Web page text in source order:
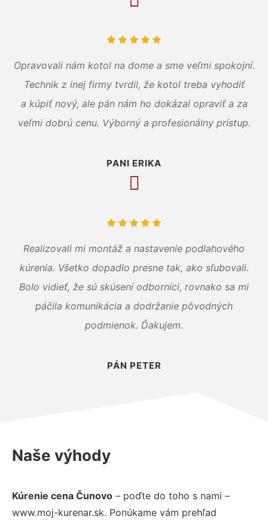
Opravovali nám kotol na dome a sme veľmi spokojní.
Technik z inej firmy tvrdil, že kotol treba vyhodiť
a kúpiť nový, ale pán nám ho dokázal opraviť a za
veľmi dobrú cenu. Výborný a profesionálny prístup.
PANI ERIKA
Realizovali mi montáž a nastavenie podlahového
kúrenia. Všetko dopadlo presne tak, ako sľubovali.
Bolo vidieť, že sú skúsení odborníci, rovnako sa mi
páčila komunikácia a dodržanie pôvodných
podmienok. Ďakujem.
PÁN PETER
Naše výhody
Kúrenie cena Čunovo – poďte do toho s nami –
www.moj-kurenar.sk. Ponúkame vám prehľad